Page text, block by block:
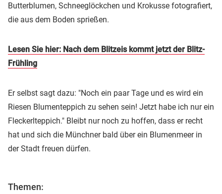
Butterblumen, Schneeglöckchen und Krokusse fotografiert,
die aus dem Boden sprießen.
Lesen Sie hier: Nach dem Blitzeis kommt jetzt der Blitz-
Frühling
Er selbst sagt dazu: "Noch ein paar Tage und es wird ein
Riesen Blumenteppich zu sehen sein! Jetzt habe ich nur ein
Fleckerlteppich." Bleibt nur noch zu hoffen, dass er recht
hat und sich die Münchner bald über ein Blumenmeer in
der Stadt freuen dürfen.
Themen: